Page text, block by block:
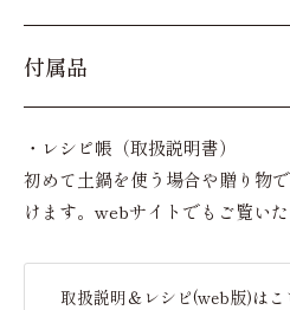
付属品
・レシピ帳（取扱説明書）
初めて土鍋を使う場合や贈り物
けます。webサイトでもご覧いた
取扱説明＆レシピ(web版)はこ